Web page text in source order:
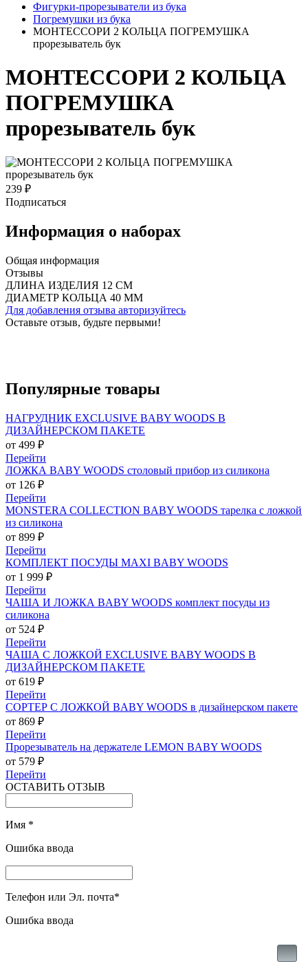
Фигурки-прорезыватели из бука
Погремушки из бука
МОНТЕССОРИ 2 КОЛЬЦА ПОГРЕМУШКА
прорезыватель бук
МОНТЕССОРИ 2 КОЛЬЦА
ПОГРЕМУШКА
прорезыватель бук
239 ₽
Подписаться
Информация о наборах
Общая информация
Отзывы
ДЛИНА ИЗДЕЛИЯ 12 СМ
ДИАМЕТР КОЛЬЦА 40 ММ
Для добавления отзыва авторизуйтесь
Оставьте отзыв, будьте первыми!
Популярные товары
НАГРУДНИК EXCLUSIVE BABY WOODS В
ДИЗАЙНЕРСКОМ ПАКЕТЕ
от 499 ₽
Перейти
ЛОЖКА BABY WOODS столовый прибор из силикона
от 126 ₽
Перейти
MONSTERA COLLECTION BABY WOODS тарелка с ложкой
из силикона
от 899 ₽
Перейти
КОМПЛЕКТ ПОСУДЫ MAXI BABY WOODS
от 1 999 ₽
Перейти
ЧАША И ЛОЖКА BABY WOODS комплект посуды из
силикона
от 524 ₽
Перейти
ЧАША С ЛОЖКОЙ EXCLUSIVE BABY WOODS В
ДИЗАЙНЕРСКОМ ПАКЕТЕ
от 619 ₽
Перейти
СОРТЕР С ЛОЖКОЙ BABY WOODS в дизайнерском пакете
от 869 ₽
Перейти
Прорезыватель на держателе LEMON BABY WOODS
от 579 ₽
Перейти
ОСТАВИТЬ ОТЗЫВ
Имя *
Ошибка ввода
Телефон или Эл. почта*
Ошибка ввода